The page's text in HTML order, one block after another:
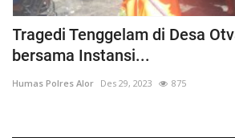
Tragedi Tenggelam di Desa
bersama Instansi...
Humas Polres Alor Des 29, 2023 875